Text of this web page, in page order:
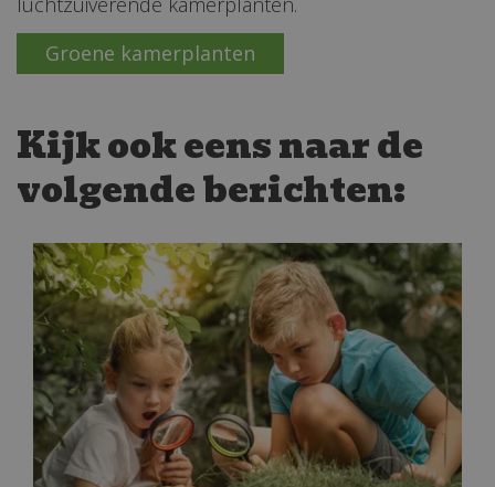
Groene kamerplanten
Kijk ook eens naar de
volgende berichten: